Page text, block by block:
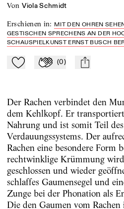
von Viola Schmidt
Erschienen in: MIT DEN OHREN
GESTISCHEN SPRECHENS AN DER
SCHAUSPIELKUNST ERNST BUSCH
Zu Mein-TdZ hinzufügen
Applaudieren
(0) mail
Der Rachen verbindet den
dem Kehlkopf. Er
Nahrung und ist somit Teil
Verdauungssystems. Der
Rachen eine besondere Form
rechtwinklige Krümmung
geschlossen und wieder
schlaffes Gaumensegel und
Zunge bei der Phonation als
Die den Gaumen vom Rachen